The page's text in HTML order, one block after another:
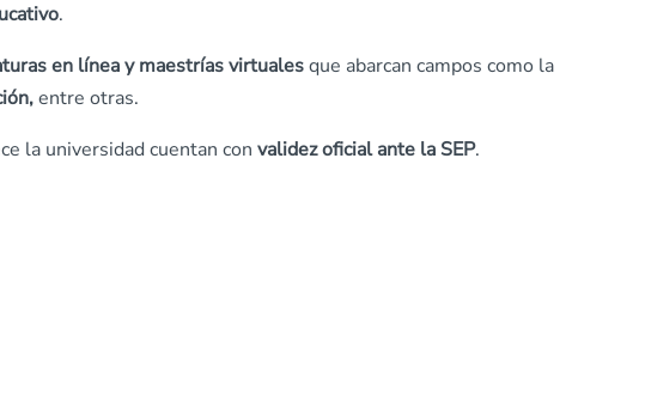
.
en línea y maestrías virtualesque abarcan campos como la
entre otras.
la universidad cuentan con validez oficial ante la SEP.